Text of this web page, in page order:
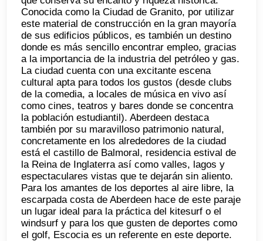
Conocida como la Ciudad de Granito, por utilizar
este material de construcción en la gran mayoría
de sus edificios públicos, es también un destino
donde es más sencillo encontrar empleo, gracias
a la importancia de la industria del petróleo y gas.
La ciudad cuenta con una excitante escena
cultural apta para todos los gustos (desde clubs
de la comedia, a locales de música en vivo así
como cines, teatros y bares donde se concentra
la población estudiantil). Aberdeen destaca
también por su maravilloso patrimonio natural,
concretamente en los alrededores de la ciudad
está el castillo de Balmoral, residencia estival de
la Reina de Inglaterra así como valles, lagos y
espectaculares vistas que te dejarán sin aliento.
Para los amantes de los deportes al aire libre, la
escarpada costa de Aberdeen hace de este paraje
un lugar ideal para la práctica del kitesurf o el
windsurf y para los que gusten de deportes como
el golf, Escocia es un referente en este deporte.